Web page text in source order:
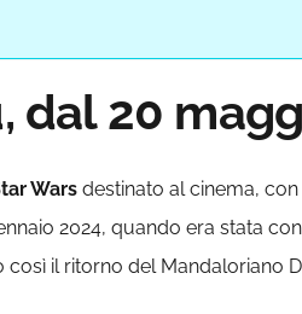
dal 20
Wars destinato al cinema,
2024, quando era stata
il ritorno del Mandaloriano